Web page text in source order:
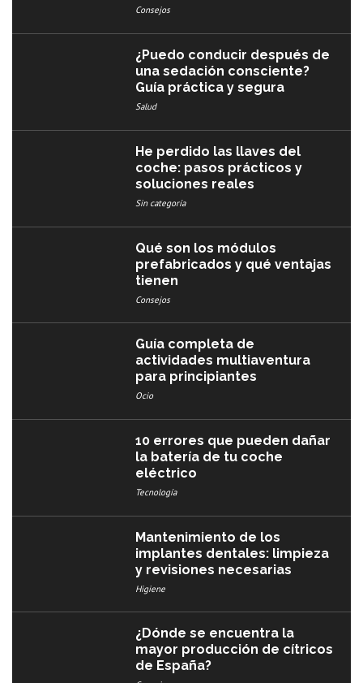
Consejos
¿Puedo conducir después de
una sedación consciente?
Guía práctica y segura
Salud
He perdido las llaves del
coche: pasos prácticos y
soluciones reales
Sin categoría
Qué son los módulos
prefabricados y qué ventajas
tienen
Consejos
Guía completa de
actividades multiaventura
para principiantes
Ocio
10 errores que pueden dañar
la batería de tu coche
eléctrico
Tecnología
Mantenimiento de los
implantes dentales: limpieza
y revisiones necesarias
Higiene
¿Dónde se encuentra la
mayor producción de cítricos
de España?